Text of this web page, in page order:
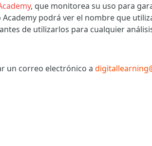
, que monitorea su uso para
podrá ver el nombre que
de utilizarlos para cualquier
un correo electrónico a